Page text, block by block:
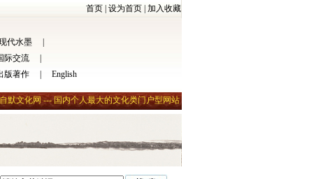
首页 设为首页 加入收藏
代水墨
际交流
版著作 English
默文化网 --- 国内个人最大的文化类门户型网站